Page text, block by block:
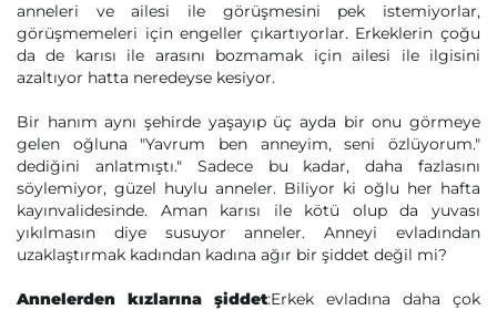
anneleri ve ailesi ile görüşmesini pek istemiyorlar,
görüşmemeleri için engeller çıkartıyorlar. Erkeklerin çoğu
da de karısı ile arasını bozmamak için ailesi ile ilgisini
azaltıyor hatta neredeyse kesiyor.
Bir hanım aynı şehirde yaşayıp üç ayda bir onu görmeye
gelen oğluna "Yavrum ben anneyim, seni özlüyorum."
dediğini anlatmıştı." Sadece bu kadar, daha fazlasını
söylemiyor, güzel huylu anneler. Biliyor ki oğlu her hafta
kayınvalidesinde. Aman karısı ile kötü olup da yuvası
yıkılmasın diye susuyor anneler. Anneyi evladından
uzaklaştırmak kadından kadına ağır bir şiddet değil mi?
Annelerden kızlarına şiddet:Erkek evladına daha çok